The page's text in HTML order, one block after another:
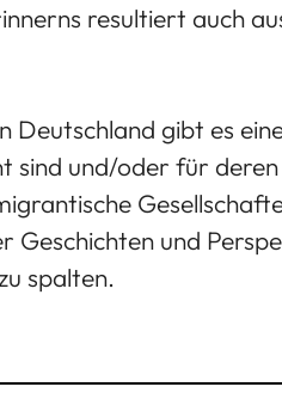
resultiert auch
gibt es
sind und/oder für
und
spalten.